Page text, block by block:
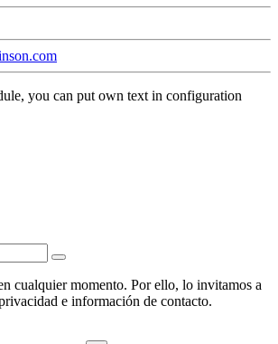
you can put own text in configuration
cualquier momento. Por ello, lo invitamos a
e información de contacto.